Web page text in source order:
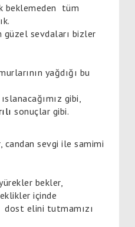
beklemeden tüm
güzel sevdaları bizler
yağdığı bu
gibi,
sonuçlar gibi.
candan sevgi ile samimi
bekler,
içinde
dost elini tutmamızı